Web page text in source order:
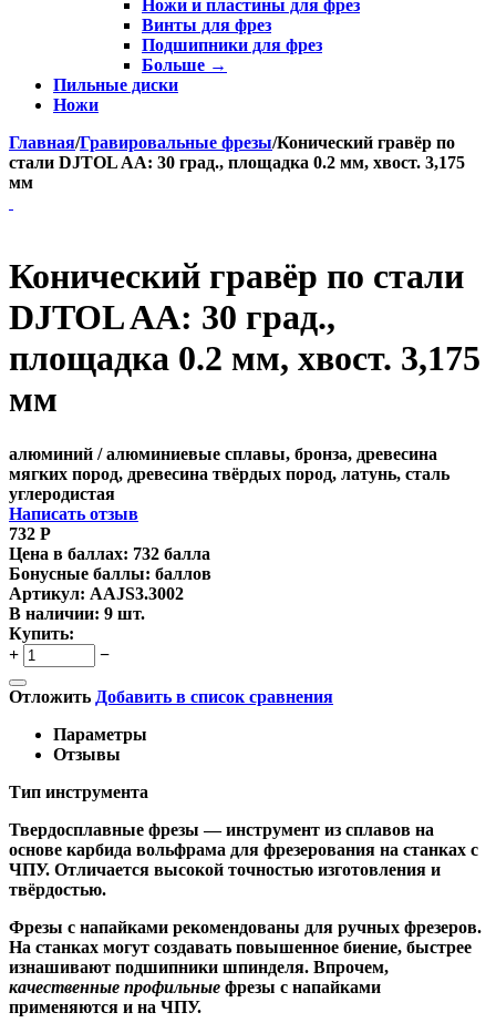
Ножи и пластины для фрез
Винты для фрез
Подшипники для фрез
Больше →
Пильные диски
Ножи
Главная/Гравировальные фрезы/Конический гравёр по
стали DJTOL AA: 30 град., площадка 0.2 мм, хвост. 3,175
мм
Конический гравёр по стали
DJTOL AA: 30 град.,
площадка 0.2 мм, хвост. 3,175
мм
алюминий / алюминиевые сплавы, бронза, древесина
мягких пород, древесина твёрдых пород, латунь, сталь
углеродистая
Написать отзыв
732 Р
Цена в баллах: 732 балла
Бонусные баллы: баллов
Артикул: AAJS3.3002
В наличии: 9 шт.
Купить:
+
−
Отложить Добавить в список сравнения
Параметры
Отзывы
Тип инструмента
Твердосплавные фрезы — инструмент из сплавов на
основе карбида вольфрама для фрезерования на станках с
ЧПУ. Отличается высокой точностью изготовления и
твёрдостью.
Фрезы с напайками рекомендованы для ручных фрезеров.
На станках могут создавать повышенное биение, быстрее
изнашивают подшипники шпинделя. Впрочем,
качественные профильные фрезы с напайками
применяются и на ЧПУ.